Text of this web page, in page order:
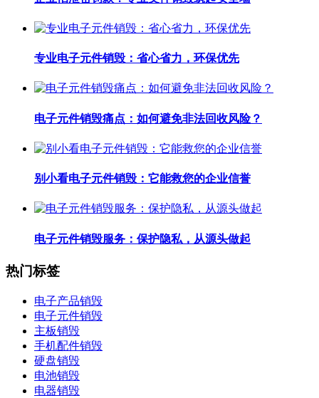
专业电子元件销毁：省心省力，环保优先
电子元件销毁痛点：如何避免非法回收风险？
别小看电子元件销毁：它能救您的企业信誉
电子元件销毁服务：保护隐私，从源头做起
热门标签
电子产品销毁
电子元件销毁
主板销毁
手机配件销毁
硬盘销毁
电池销毁
电器销毁